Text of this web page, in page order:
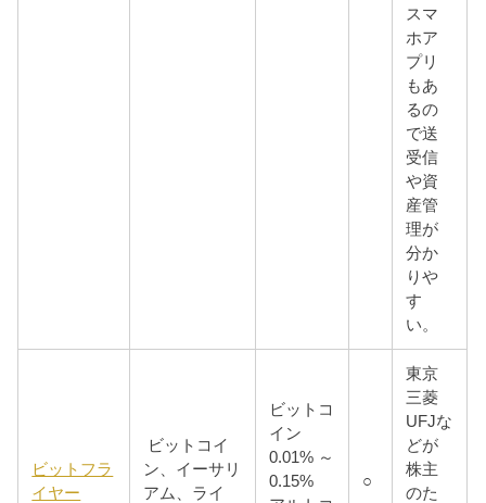
スマ
ホア
プリ
もあ
るの
で送
受信
や資
産管
理が
分か
りや
す
い。
ビットフラ
イヤー
ビットコイ
ン、イーサリ
アム、ライ
ビットコ
イン
0.01% ～
0.15%
○
東京
三菱
UFJな
どが
株主
のた